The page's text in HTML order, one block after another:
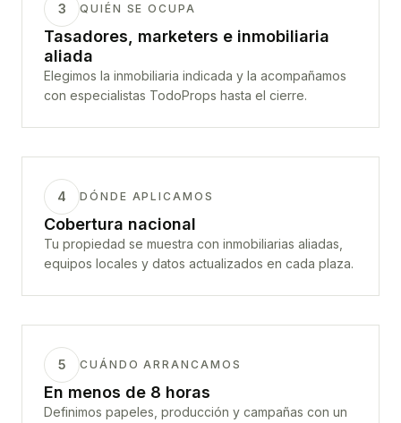
3 QUIÉN SE OCUPA
Tasadores, marketers e inmobiliaria
aliada
Elegimos la inmobiliaria indicada y la acompañamos
con especialistas TodoProps hasta el cierre.
4 DÓNDE APLICAMOS
Cobertura nacional
Tu propiedad se muestra con inmobiliarias aliadas,
equipos locales y datos actualizados en cada plaza.
5 CUÁNDO ARRANCAMOS
En menos de 8 horas
Definimos papeles, producción y campañas con un